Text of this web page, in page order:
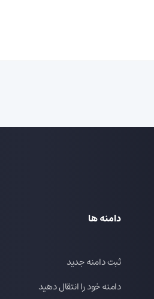
دامنه ها
ثبت دامنه جدید
دامنه خود را انتقال دهید